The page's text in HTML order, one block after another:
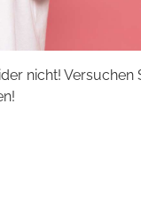
nicht! Versuchen